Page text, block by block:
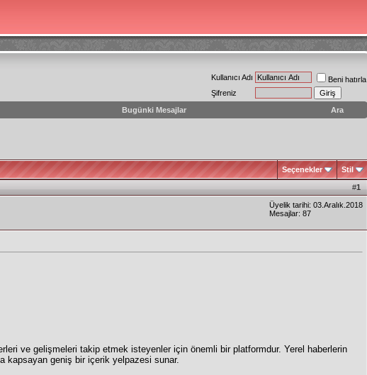
Kullanıcı Adı
Beni hatırla
Şifreniz
Bugünki Mesajlar Ara
Seçenekler Stil
#1
Üyelik tarihi: 03.Aralık.2018
Mesajlar: 87
ve gelişmeleri takip etmek isteyenler için önemli bir platformdur. Yerel haberlerin
kapsayan geniş bir içerik yelpazesi sunar.